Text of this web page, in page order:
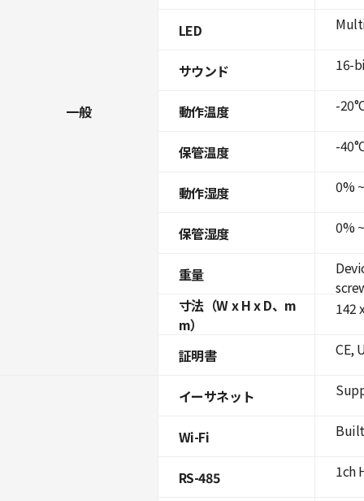
一般
LED
サウンド
動作温度
保管温度
動作湿度
保管湿度
重量
寸法（W x H x D、m
m）
証明書
イーサネット
Wi-Fi
RS-485
16-
-
-
0%
0%
142
CE,
1ch